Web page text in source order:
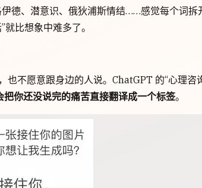
、潜意识、俄狄浦斯情结……感觉每个词
比想象中难多了。
不愿意跟身边的人说。ChatGPT 的“心理
你还没说完的痛苦直接翻译成一个标签。